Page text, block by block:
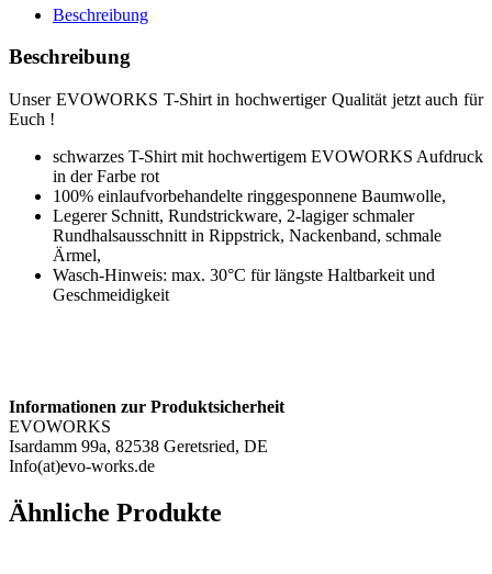
XL
Menge
Beschreibung
Beschreibung
Unser EVOWORKS T-Shirt in hochwertiger Qualität jetzt auch für
Euch !
schwarzes T-Shirt mit hochwertigem EVOWORKS Aufdruck
in der Farbe rot
100% einlaufvorbehandelte ringgesponnene Baumwolle,
Legerer Schnitt, Rundstrickware, 2-lagiger schmaler
Rundhalsausschnitt in Rippstrick, Nackenband, schmale
Ärmel,
Wasch-Hinweis: max. 30°C für längste Haltbarkeit und
Geschmeidigkeit
Informationen zur Produktsicherheit
EVOWORKS
Isardamm 99a, 82538 Geretsried, DE
Info(at)evo-works.de
Ähnliche Produkte